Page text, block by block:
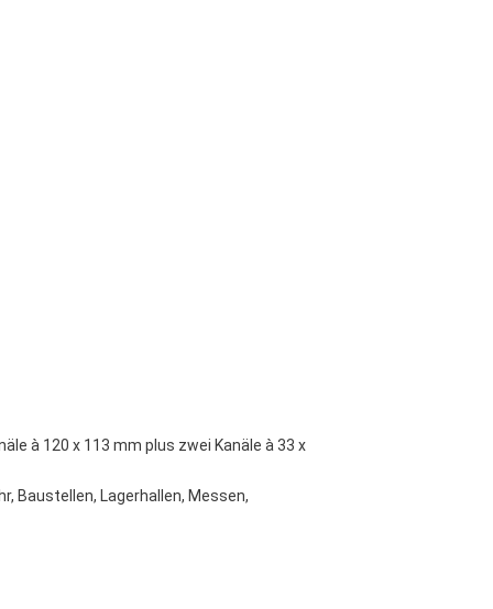
à 120 x 113 mm plus zwei Kanäle à 33 x
Baustellen, Lagerhallen, Messen,